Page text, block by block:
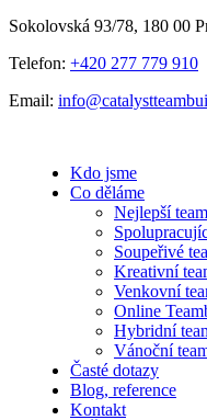
Sokolovská 93/78, 180 00
Telefon: +420 277 779 910
Email:
Kdo jsme
Co děláme
Nejlepší
Soupeřivé
Kreativní
Venkovní
Online
Hybridní
Vánoční
Časté dotazy
Blog, reference
Kontakt